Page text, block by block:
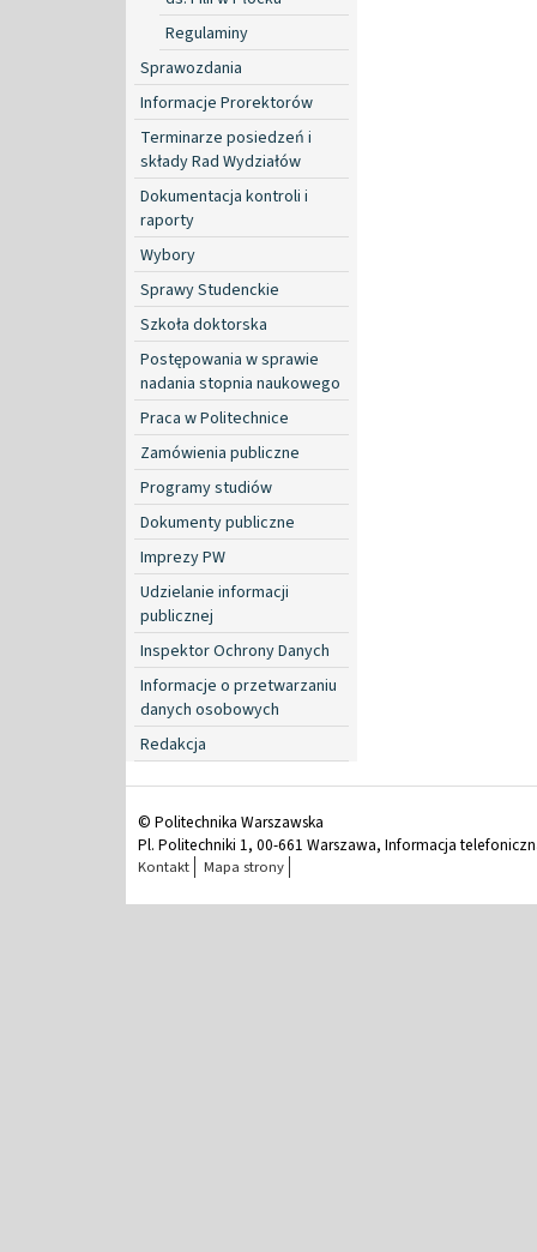
Regulaminy
Sprawozdania
Informacje Prorektorów
Terminarze posiedzeń i
składy Rad Wydziałów
Dokumentacja kontroli i
raporty
Wybory
Sprawy Studenckie
Szkoła doktorska
Postępowania w sprawie
nadania stopnia naukowego
Praca w Politechnice
Zamówienia publiczne
Programy studiów
Dokumenty publiczne
Imprezy PW
Udzielanie informacji
publicznej
Inspektor Ochrony Danych
Informacje o przetwarzaniu
danych osobowych
Redakcja
© Politechnika Warszawska
Pl. Politechniki 1, 00-661 Warszawa, Informacja
Kontakt Mapa strony